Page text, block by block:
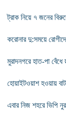
ট্রাক নিয়ে ৭ জনের
করোনার দু:সময়ে
মুরাদনগরে হাত-পা বেঁধে
হোয়াইটওয়াশ হওয়ায়
এবার নিজ শহরে ভিপি